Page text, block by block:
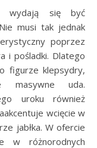
wydają się być
musi tak jednak
poprzez
i pośladki. Dlatego
figurze klepsydry,
masywne uda.
uroku również
wcięcie w
jabłka. W ofercie
w różnorodnych